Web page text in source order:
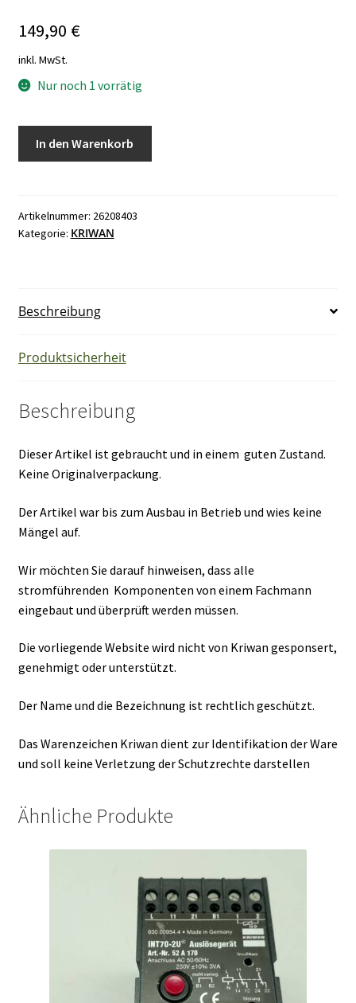
149,90 €
inkl. MwSt.
Nur noch 1 vorrätig
Relais
AC
300VA
Ersatzteil
In den Warenkorb
Artikelnummer: 26208403
Kategorie: KRIWAN
Beschreibung
Produktsicherheit
Beschreibung
Dieser Artikel ist gebraucht und in einem guten Zustand.
Keine Originalverpackung.
Der Artikel war bis zum Ausbau in Betrieb und wies keine
Mängel auf.
Wir möchten Sie darauf hinweisen, dass alle
stromführenden Komponenten von einem Fachmann
eingebaut und überprüft werden müssen.
Die vorliegende Website wird nicht von Kriwan gesponsert,
genehmigt oder unterstützt.
Der Name und die Bezeichnung ist rechtlich geschützt.
Das Warenzeichen Kriwan dient zur Identifikation der Ware
und soll keine Verletzung der Schutzrechte darstellen
Ähnliche Produkte